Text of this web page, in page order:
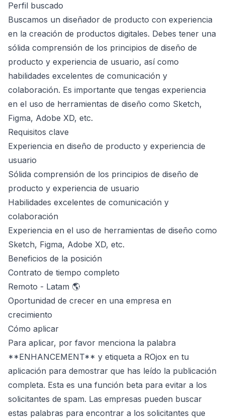
Perfil buscado
Buscamos un diseñador de producto con experiencia
en la creación de productos digitales. Debes tener una
sólida comprensión de los principios de diseño de
producto y experiencia de usuario, así como
habilidades excelentes de comunicación y
colaboración. Es importante que tengas experiencia
en el uso de herramientas de diseño como Sketch,
Figma, Adobe XD, etc.
Requisitos clave
Experiencia en diseño de producto y experiencia de
usuario
Sólida comprensión de los principios de diseño de
producto y experiencia de usuario
Habilidades excelentes de comunicación y
colaboración
Experiencia en el uso de herramientas de diseño como
Sketch, Figma, Adobe XD, etc.
Beneficios de la posición
Contrato de tiempo completo
Remoto - Latam 🌎
Oportunidad de crecer en una empresa en
crecimiento
Cómo aplicar
Para aplicar, por favor menciona la palabra
**ENHANCEMENT** y etiqueta a ROjox en tu
aplicación para demostrar que has leído la publicación
completa. Esta es una función beta para evitar a los
solicitantes de spam. Las empresas pueden buscar
estas palabras para encontrar a los solicitantes que